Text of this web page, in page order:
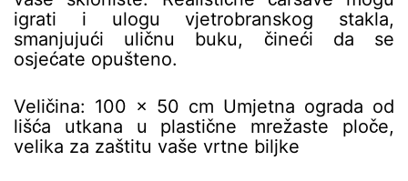
igrati i ulogu vjetrobranskog stakla,
smanjujući uličnu buku, čineći da se
osjećate opušteno.
Veličina: 100 x 50 cm Umjetna ograda od
lišća utkana u plastične mrežaste ploče,
velika za zaštitu vaše vrtne biljke